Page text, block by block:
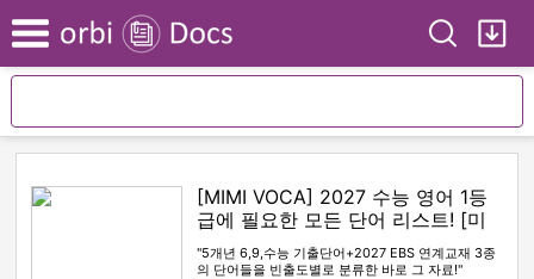
Menu Search
[MIMI VOCA] 2027 수능 영어 1등
급에 필요한 모든 단어 리스트! [미
미보카]
"5개년 6,9,수능 기출단어+2027 EBS 연계교재 3종
의 단어들을 빈출도별로 분류한 바로 그 자료!"